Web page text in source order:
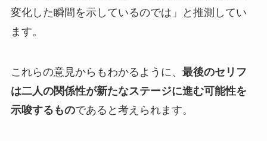
変化した瞬間を示しているのでは」と推測してい
ます。
これらの意見からもわかるように、 最後のセリフ
は二人の関係性が新たなステージに進む可能性を
示唆するものであると考えられます。